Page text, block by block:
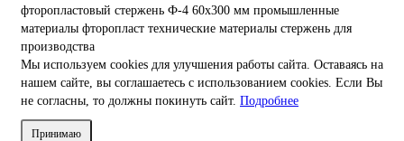
фторопластовый стержень Ф-4 60х300 мм промышленные
материалы фторопласт технические материалы стержень для
производства
Мы используем cookies для улучшения работы сайта. Оставаясь на
нашем сайте, вы соглашаетесь с использованием cookies. Если Вы
не согласны, то должны покинуть сайт. Подробнее
Принимаю